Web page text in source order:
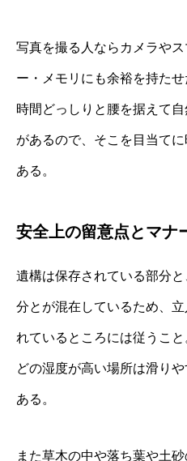
写真を撮る人ならカメラや
ー・メモリにも余裕を持た
時間どっしりと腰を据えて
があるので、そこを目当て
ある。
安全上の留意点とマナ
遺構は保存されている部分
分とが混在しているため、
れているところには従うこ
どの湿度が高い場所は滑り
ある。
また草木の中や落ち葉や土